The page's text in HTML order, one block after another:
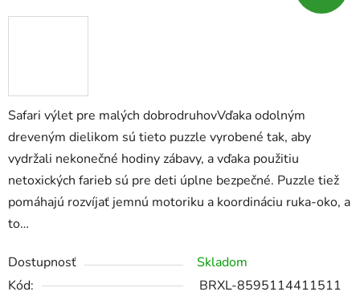
Safari výlet pre malých dobrodruhovVďaka odolným
dreveným dielikom sú tieto puzzle vyrobené tak, aby
vydržali nekonečné hodiny zábavy, a vďaka použitiu
netoxických farieb sú pre deti úplne bezpečné. Puzzle tiež
pomáhajú rozvíjať jemnú motoriku a koordináciu ruka-oko, a
to…
Dostupnosť
Skladom
Kód:
BRXL-8595114411511